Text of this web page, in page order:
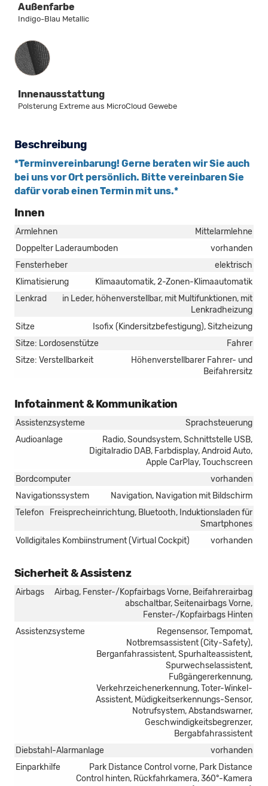
Außenfarbe
Indigo-Blau Metallic
Innenausstattung
Innenausstattung
Polsterung Extreme aus MicroCloud Gewebe
Beschreibung
*Terminvereinbarung! Gerne beraten wir Sie auch
bei uns vor Ort persönlich. Bitte vereinbaren Sie
dafür vorab einen Termin mit uns.*
Innen
Armlehnen
Mittelarmlehne
Doppelter Laderaumboden
vorhanden
Fensterheber
elektrisch
Klimatisierung
Klimaautomatik, 2-Zonen-Klimaautomatik
Lenkrad
in Leder, höhenverstellbar, mit Multifunktionen, mit
Lenkradheizung
Sitze
Isofix (Kindersitzbefestigung), Sitzheizung
Sitze: Lordosenstütze
Fahrer
Sitze: Verstellbarkeit
Höhenverstellbarer Fahrer- und
Beifahrersitz
Infotainment & Kommunikation
Assistenzsysteme
Sprachsteuerung
Audioanlage
Radio, Soundsystem, Schnittstelle USB,
Digitalradio DAB, Farbdisplay, Android Auto,
Apple CarPlay, Touchscreen
Bordcomputer
vorhanden
Navigationssystem
Navigation, Navigation mit Bildschirm
Telefon
Freisprecheinrichtung, Bluetooth, Induktionsladen für
Smartphones
Volldigitales Kombiinstrument (Virtual Cockpit)
vorhanden
Sicherheit & Assistenz
Airbags
Airbag, Fenster-/Kopfairbags Vorne, Beifahrerairbag
abschaltbar, Seitenairbags Vorne,
Fenster-/Kopfairbags Hinten
Assistenzsysteme
Regensensor, Tempomat,
Notbremsassistent (City-Safety),
Berganfahrassistent, Spurhalteassistent,
Spurwechselassistent,
Fußgängererkennung,
Verkehrzeichenerkennung, Toter-Winkel-
Assistent, Müdigkeitserkennungs-Sensor,
Notrufsystem, Abstandswarner,
Geschwindigkeitsbegrenzer,
Bergabfahrassistent
Diebstahl-Alarmanlage
vorhanden
Einparkhilfe
Park Distance Control vorne, Park Distance
Control hinten, Rückfahrkamera, 360°-Kamera